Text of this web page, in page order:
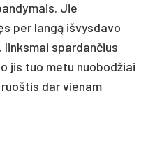
Jie
per langą išvysdavo
spardančius
jis tuo metu nuobodžiai
dar vienam